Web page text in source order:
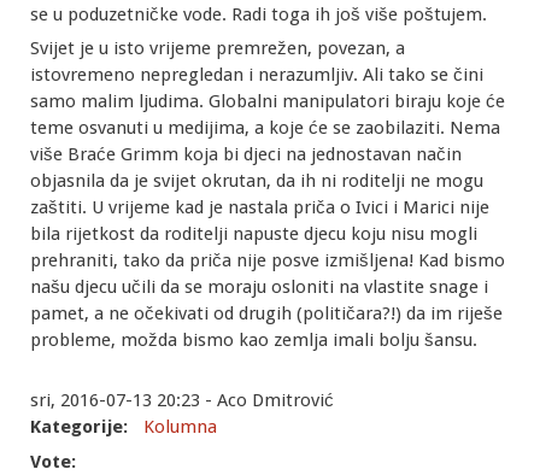
se u poduzetničke vode. Radi toga ih još više poštujem.
Svijet je u isto vrijeme premrežen, povezan, a
istovremeno nepregledan i nerazumljiv. Ali tako se čini
samo malim ljudima. Globalni manipulatori biraju koje će
teme osvanuti u medijima, a koje će se zaobilaziti. Nema
više Braće Grimm koja bi djeci na jednostavan način
objasnila da je svijet okrutan, da ih ni roditelji ne mogu
zaštiti. U vrijeme kad je nastala priča o Ivici i Marici nije
bila rijetkost da roditelji napuste djecu koju nisu mogli
prehraniti, tako da priča nije posve izmišljena! Kad bismo
našu djecu učili da se moraju osloniti na vlastite snage i
pamet, a ne očekivati od drugih (političara?!) da im riješe
probleme, možda bismo kao zemlja imali bolju šansu.
sri, 2016-07-13 20:23 - Aco Dmitrović
Kategorije:
Kolumna
Vote: